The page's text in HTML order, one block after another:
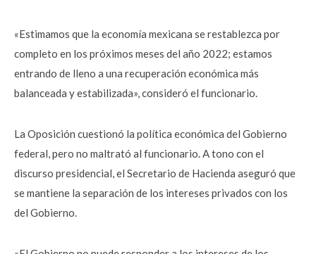
«Estimamos que la economía mexicana se restablezca por
completo en los próximos meses del año 2022; estamos
entrando de lleno a una recuperación económica más
balanceada y estabilizada», consideró el funcionario.
La Oposición cuestionó la política económica del Gobierno
federal, pero no maltrató al funcionario. A tono con el
discurso presidencial, el Secretario de Hacienda aseguró que
se mantiene la separación de los intereses privados con los
del Gobierno.